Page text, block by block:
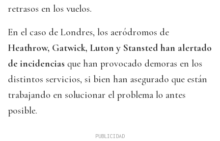
retrasos en los vuelos.
En el caso de Londres, los aeródromos de
Heathrow, Gatwick, Luton y Stansted han alertado
de incidencias que han provocado demoras en los
distintos servicios, si bien han asegurado que están
trabajando en solucionar el problema lo antes
posible.